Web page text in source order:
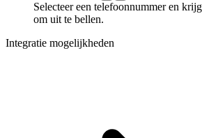
Selecteer een telefoonnummer en
om uit te bellen.
Integratie mogelijkheden